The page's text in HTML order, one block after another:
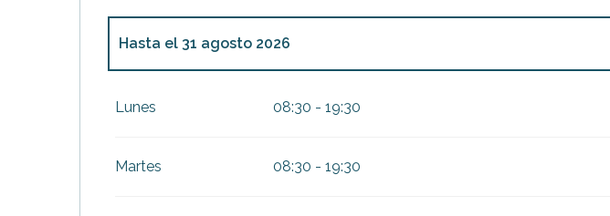
Hasta el 31 agosto 2026
Lunes 08:30 - 19:30
Martes 08:30 - 19:30